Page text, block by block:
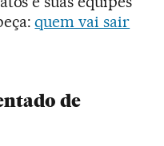
quem vai sair
de